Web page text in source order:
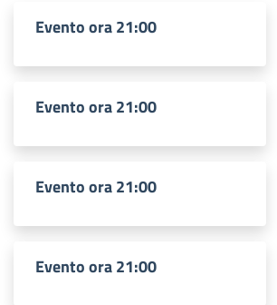
Evento ora 21:00
Evento ora 21:00
Evento ora 21:00
Evento ora 21:00